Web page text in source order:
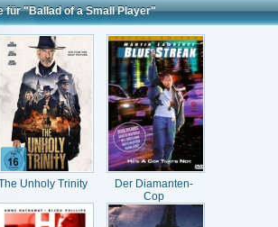
für "Ballad of a Small Player"
Unholy Trinity
Der Diamanten-
Cop